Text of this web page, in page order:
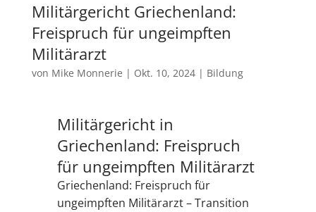
Militärgericht Griechenland:
Freispruch für ungeimpften
Militärarzt
von Mike Monnerie | Okt. 10, 2024| Bildung
Militärgericht in
Griechenland: Freispruch
für ungeimpften Militärarzt
Griechenland: Freispruch für
ungeimpften Militärarzt – Transition